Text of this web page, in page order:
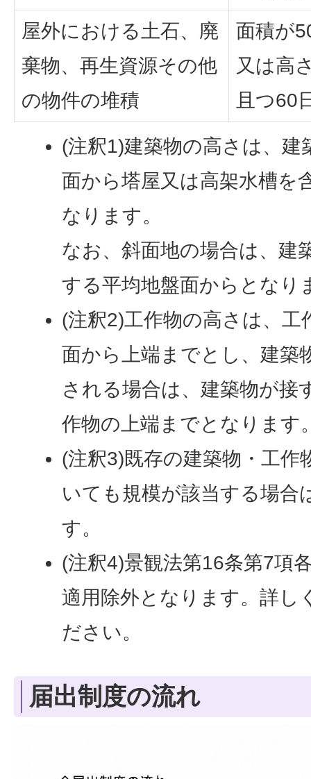
屋外における土石、廃
棄物、再生資源その他
の物件の堆積
面積が
又は高
且つ60
(注釈1)建築物の高さは、建
面から塔屋又は高架水槽を
なります。
なお、斜面地の場合は、建
する平均地盤面からとなり
(注釈2)工作物の高さは、工
面から上端までとし、建築
される場合は、建築物が接
作物の上端までとなります
(注釈3)既存の建築物・工作
いても規模が該当する場合
す。
(注釈4)景観法第16条第7項
適用除外となります。詳し
ださい。
届出制度の流れ